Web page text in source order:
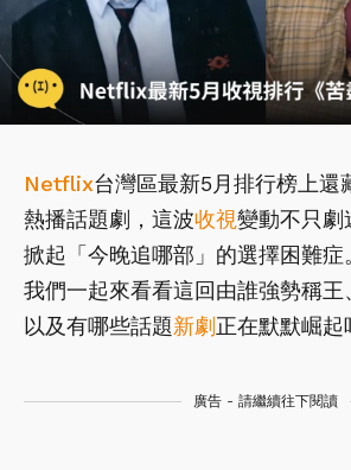
Netflix台灣區最新5月排行榜上還
熱播話題劇，這波收視變動不只劇
掀起「今晚追哪部」的選擇困難症
我們一起來看看這回由誰強勢稱王
以及有哪些話題新劇 正在默默崛起
廣告 - 請繼續往下閱讀